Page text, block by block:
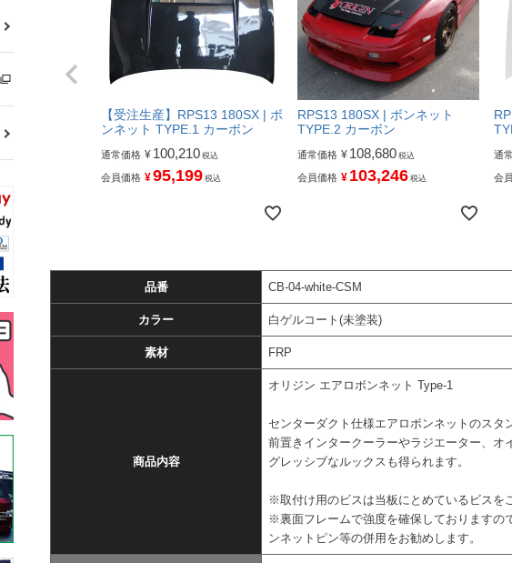
【受注生産】RPS13 180SX | ボ
ンネット TYPE.1 カーボン
通常価格 ¥ 100,210 税込
会員価格 ¥95,199 税込
RPS13 180SX | ボンネット
TYPE.2 カーボン
通常価格 ¥ 108,680 税込
会員価格 ¥ 103,246 税込
通
会
品番 CB-04-white-CSM
カラー 白ゲルコート(未塗装)
素材 FRP
商品内容
オリジン エアロボンネット Type-1
センターダクト仕様エアロボンネットのスタ
前置きインタークーラーやラジエーター、
グレッシブなルックスも得られます。
※取付け用のビスは当板にとめているビスを
※裏面フレームで強度を確保しておりますの
ンネットピン等の併用をお勧めします。